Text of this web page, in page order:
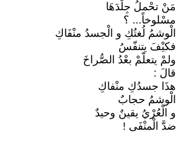
مَنْ تحْملُ جِلْدَهَا
مسْلوخاً... ؟
الْوشمُ لُغتُكِ و الْجسدُ منْفَاكِ
فكيْفَ يتنفّسُ
ولمْ يتعلّمْ بعْدُ الصُّراخَ
قالَ :
هذَا جسدُكِ منْفاكِ
الْوشمُ حجابٌ
و الْعُرْيُ يقينٌ وحيدٌ
ضدَّ الْمنْفَى !